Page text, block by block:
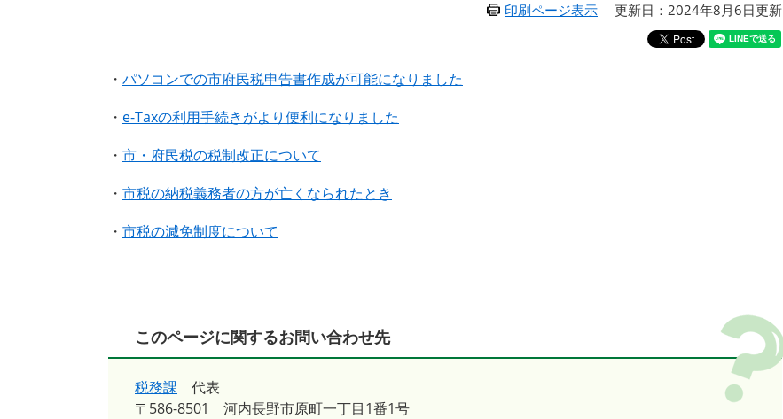
印刷ページ表示 更新日：2024年8月6日更新
・ パソコンでの市府民税申告書作成が可能になりました
・ e-Taxの利用手続きがより便利になりました
・ 市・府民税の税制改正について
・ 市税の納税義務者の方が亡くなられたとき
・ 市税の減免制度について
このページに関するお問い合わせ先
税務課
代表
〒586-8501
河内長野市原町一丁目1番1号